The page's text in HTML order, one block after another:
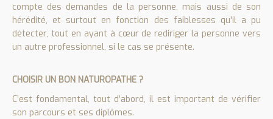
compte des demandes de la personne, mais aussi de son
hérédité, et surtout en fonction des faiblesses qu’il a pu
détecter, tout en ayant à cœur de rediriger la personne vers
un autre professionnel, si le cas se présente.
CHOISIR UN BON NATUROPATHE ?
C’est fondamental, tout d’abord, il est important de vérifier
son parcours et ses diplômes.